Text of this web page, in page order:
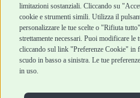
limitazioni sostanziali. Cliccando su
cookie e strumenti simili. Utilizza il
personalizzare le tue scelte o "Rifiuta
strettamente necessari. Puoi modificare le
cliccando sul link "Preferenze Cookie" in
scudo in basso a sinistra. Le tue
in uso.
Robinson Pet Shop S.r.l.
Via V. Giovanni Schiaparelli, 21
P.iva 04095130409 | REA: FO
info@robinsonpetshop.it | Tel.